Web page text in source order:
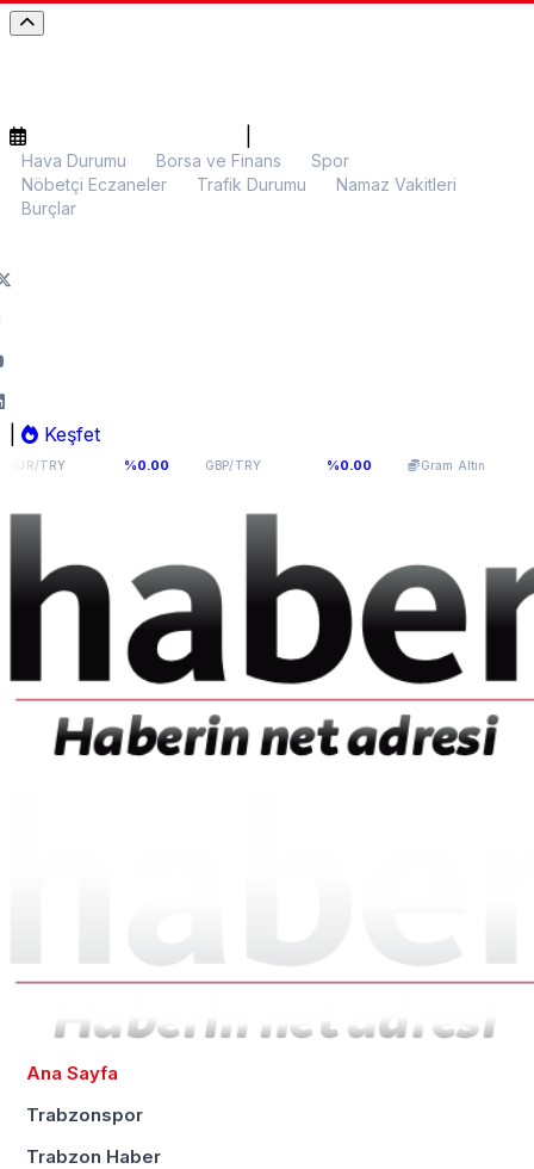
Hava Durumu Borsa ve Finans
Spor
Nöbetçi Eczaneler
Trafik Durumu
Namaz Vakitleri
Burçlar
Keşfet
%0.00 GBP/TRY 64,0893 %0.00 Gram Altın 5.971,83 %0.11
Ana Sayfa
Trabzonspor
Trabzon Haber